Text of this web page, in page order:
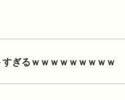
ぎるｗｗｗｗｗｗｗｗｗ